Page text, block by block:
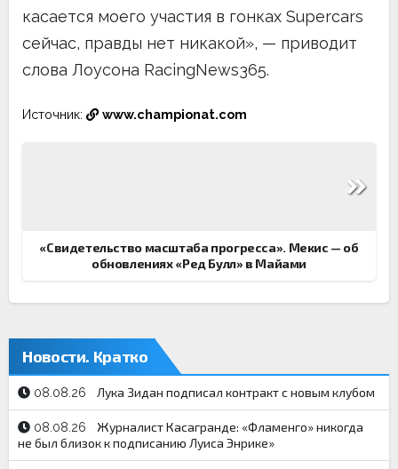
касается моего участия в гонках Supercars
сейчас, правды нет никакой», — приводит
слова Лоусона RacingNews365.
Источник: www.championat.com
«Свидетельство масштаба прогресса». Мекис — об
обновлениях «Ред Булл» в Майами
Новости. Кратко
08.08.26 Лука Зидан подписал контракт с новым клубом
08.08.26
Журналист Касагранде: «Фламенго» никогда
не был близок к подписанию Луиса Энрике»